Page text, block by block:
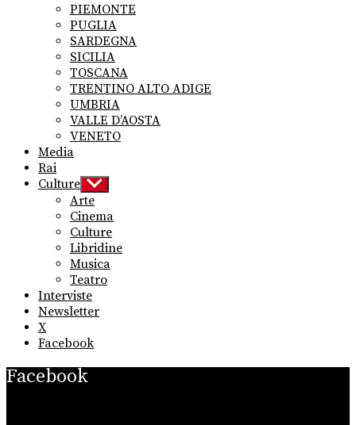
PIEMONTE
PUGLIA
SARDEGNA
SICILIA
TOSCANA
TRENTINO ALTO ADIGE
UMBRIA
VALLE D’AOSTA
VENETO
Media
Rai
Culture Show
sub
menu
Arte
Cinema
Culture
Libridine
Musica
Teatro
Interviste
Newsletter
X
Facebook
Facebook